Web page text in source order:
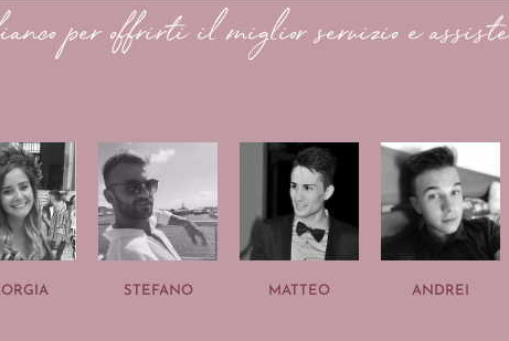
per offrirti il miglior servizio e
STEFANO MATTEO ANDREI